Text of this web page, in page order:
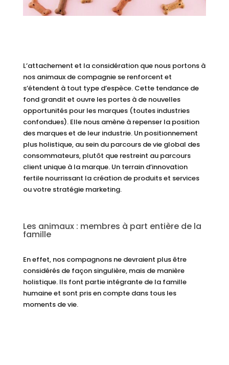
L’attachement et la considération que nous portons à
nos animaux de compagnie se renforcent et
s’étendent à tout type d’espèce. Cette tendance de
fond grandit et ouvre les portes à de nouvelles
opportunités pour les marques (toutes industries
confondues). Elle nous amène à repenser la position
des marques et de leur industrie. Un positionnement
plus holistique, au sein du parcours de vie global des
consommateurs, plutôt que restreint au parcours
client unique à la marque. Un terrain d’innovation
fertile nourrissant la création de produits et services
ou votre stratégie marketing.
Les animaux : membres à part entière de la
famille
En effet, nos compagnons ne devraient plus être
considérés de façon singulière, mais de manière
holistique. Ils font partie intégrante de la famille
humaine et sont pris en compte dans tous les
moments de vie.